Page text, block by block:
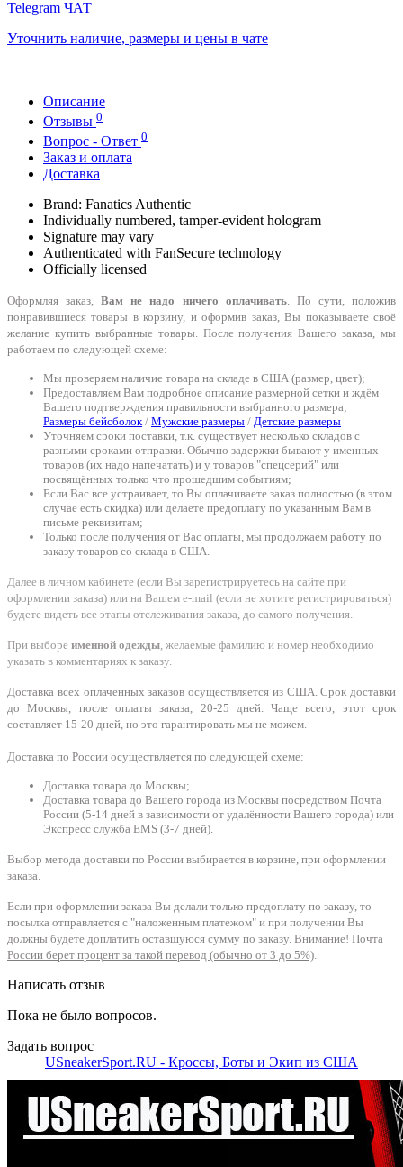
Telegram ЧАТ
Уточнить наличие, размеры и цены в чате
Описание
Отзывы 0
Вопрос - Ответ 0
Заказ и оплата
Доставка
Brand: Fanatics Authentic
Individually numbered, tamper-evident hologram
Signature may vary
Authenticated with FanSecure technology
Officially licensed
Оформляя заказ,Вам не надо ничего оплачивать. По сути, положив
понравившиеся товары в корзину, и оформив заказ, Вы показываете своё
желание купить выбранные товары. После получения Вашего заказа, мы
работаем по следующей схеме:
Мы проверяем наличие товара на складе в США (размер, цвет);
Предоставляем Вам подробное описание размерной сетки и ждём
Вашего подтверждения правильности выбранного размера;
Размеры бейсболок/ Мужские размеры / Детские размеры
Уточняем сроки поставки, т.к. существует несколько складов с
разными сроками отправки. Обычно задержки бывают у именных
товаров (их надо напечатать) и у товаров "спецсерий" или
посвящённых только что прошедшим событиям;
Если Вас все устраивает, то Вы оплачиваете заказ полностью (в этом
случае есть скидка) или делаете предоплату по указанным Вам в
письме реквизитам;
Только после получения от Вас оплаты, мы продолжаем работу по
заказу товаров со склада в США.
Далее в личном кабинете (если Вы зарегистрируетесь на сайте при
оформлении заказа) или на Вашем e-mail (если не хотите регистрироваться)
будете видеть все этапы отслеживания заказа, до самого получения.
При выборе именной одежды, желаемые фамилию и номер необходимо
указать в комментариях к заказу.
Доставка всех оплаченных заказов осуществляется из США. Срок доставки
до Москвы, после оплаты заказа, 20-25 дней. Чаще всего, этот срок
составляет 15-20 дней, но это гарантировать мы не можем.
Доставка по России осуществляется по следующей схеме:
Доставка товара до Москвы;
Доставка товара до Вашего города из Москвы посредством Почта
России (5-14 дней в зависимости от удалённости Вашего города) или
Экспресс служба EMS (3-7 дней).
Выбор метода доставки по России выбирается в корзине, при оформлении
заказа.
Если при оформлении заказа Вы делали только предоплату по заказу, то
посылка отправляется с "наложенным платежом" и при получении Вы
должны будете доплатить оставшуюся сумму по заказу. Внимание! Почта
России берет процент за такой перевод (обычно от 3 до 5%).
Написать отзыв
Пока не было вопросов.
Задать вопрос
USneakerSport.RU - Кроссы, Боты и Экип из США